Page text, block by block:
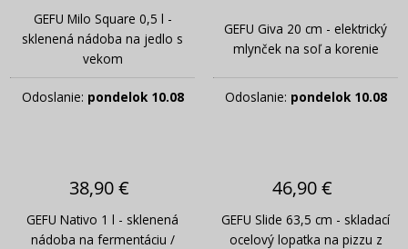
GEFU Milo Square 0,5 l -
sklenená nádoba na jedlo s
vekom
Odoslanie: pondelok 10.08
GEFU Giva 20 cm - elektrický
mlynček na soľ a korenie
Odoslanie: pondelok 10.08
38,90 €
GEFU Nativo 1 l - sklenená
nádoba na fermentáciu /
46,90 €
GEFU Slide 63,5 cm - skladací
ocelový lopatka na pizzu z